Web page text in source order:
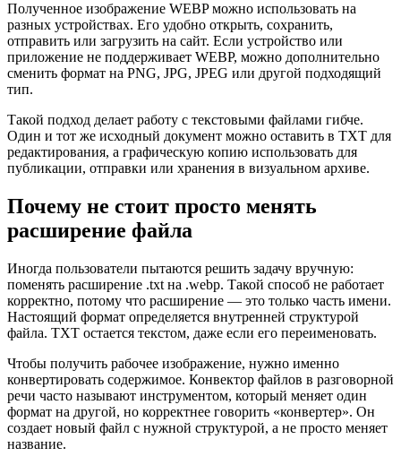
Полученное изображение WEBP можно использовать на
разных устройствах. Его удобно открыть, сохранить,
отправить или загрузить на сайт. Если устройство или
приложение не поддерживает WEBP, можно дополнительно
сменить формат на PNG, JPG, JPEG или другой подходящий
тип.
Такой подход делает работу с текстовыми файлами гибче.
Один и тот же исходный документ можно оставить в TXT для
редактирования, а графическую копию использовать для
публикации, отправки или хранения в визуальном архиве.
Почему не стоит просто менять
расширение файла
Иногда пользователи пытаются решить задачу вручную:
поменять расширение .txt на .webp. Такой способ не работает
корректно, потому что расширение — это только часть имени.
Настоящий формат определяется внутренней структурой
файла. TXT остается текстом, даже если его переименовать.
Чтобы получить рабочее изображение, нужно именно
конвертировать содержимое. Конвектор файлов в разговорной
речи часто называют инструментом, который меняет один
формат на другой, но корректнее говорить «конвертер». Он
создает новый файл с нужной структурой, а не просто меняет
название.